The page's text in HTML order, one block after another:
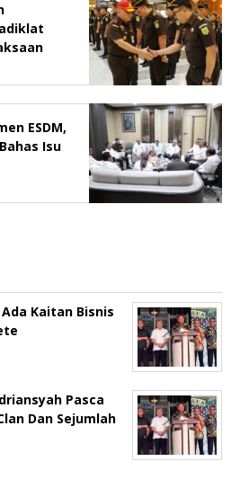
ESDM,
Isu
Kaitan Bisnis
Pasca
Dan Sejumlah